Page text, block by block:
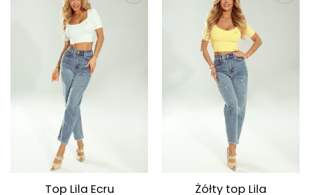
ulubionych
Top Lila Ecru
ulubionych
Żółty top Lila